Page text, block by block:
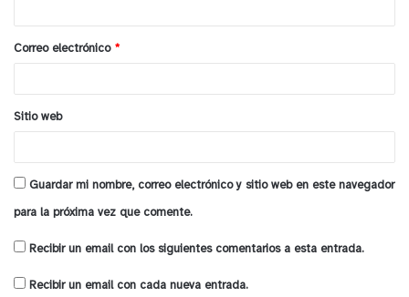
debidamente la formalidad de la agrupación
solicitante.
y tú, ¿qué opinas?
*
Correo electrónico *
Sitio web
Guardar mi nombre, correo electrónico y sitio web en este navegador
para la próxima vez que comente.
Recibir un email con los siguientes comentarios a esta entrada.
Recibir un email con cada nueva entrada.